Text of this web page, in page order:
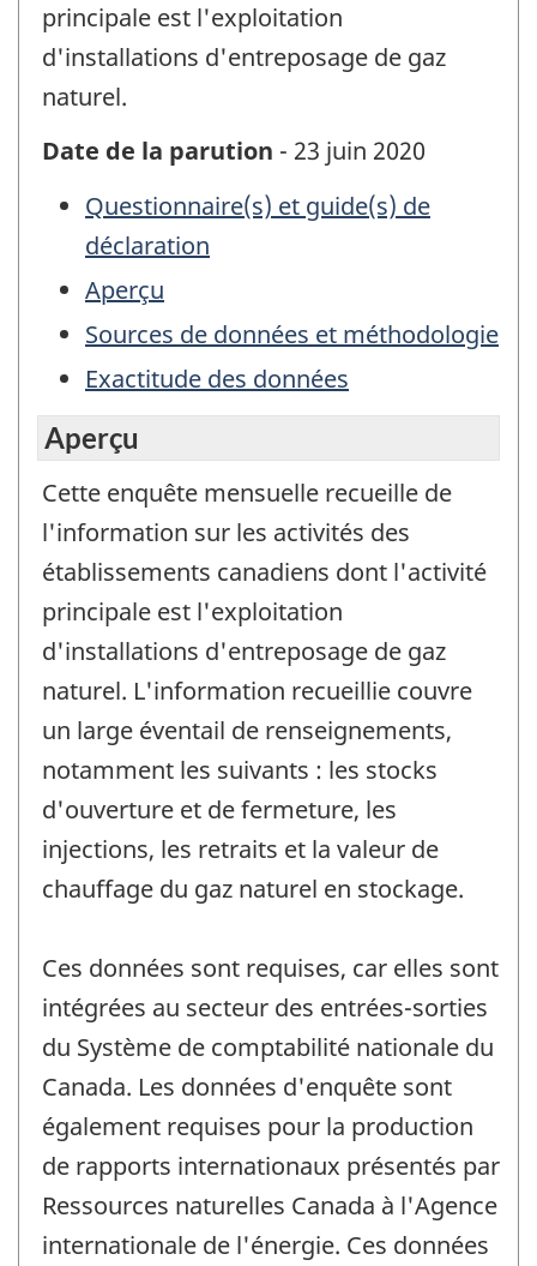
principale est l'exploitation
d'installations d'entreposage de gaz
naturel.
Date de la parution - 23 juin 2020
Questionnaire(s) et guide(s) de
déclaration
Aperçu
Sources de données et méthodologie
Exactitude des données
Aperçu
Cette enquête mensuelle recueille de
l'information sur les activités des
établissements canadiens dont l'activité
principale est l'exploitation
d'installations d'entreposage de gaz
naturel. L'information recueillie couvre
un large éventail de renseignements,
notamment les suivants : les stocks
d'ouverture et de fermeture, les
injections, les retraits et la valeur de
chauffage du gaz naturel en stockage.
Ces données sont requises, car elles sont
intégrées au secteur des entrées-sorties
du Système de comptabilité nationale du
Canada. Les données d'enquête sont
également requises pour la production
de rapports internationaux présentés par
Ressources naturelles Canada à l'Agence
internationale de l'énergie. Ces données